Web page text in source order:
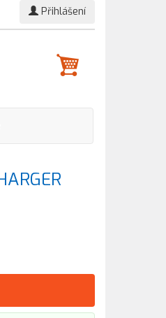
Přihlášení